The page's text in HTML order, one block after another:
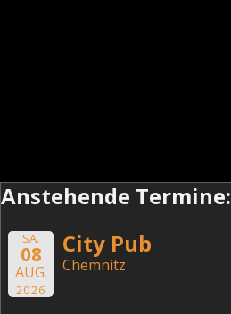
Anstehende Termine:
SA.
08
AUG.
2026
City Pub
Chemnitz